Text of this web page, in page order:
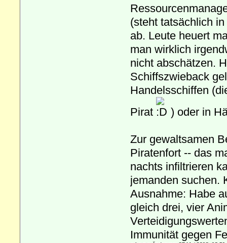
(steht tatsächlich
ab. Leute heuert
man wirklich
nicht abschätzen.
Schiffszwieback
Handelsschiffen
Pirat
) oder in
Zur gewaltsamen
Piratenfort -- das
nachts infiltrieren
jemanden suchen.
Ausnahme: Habe
gleich drei, vier
Immunität gegen